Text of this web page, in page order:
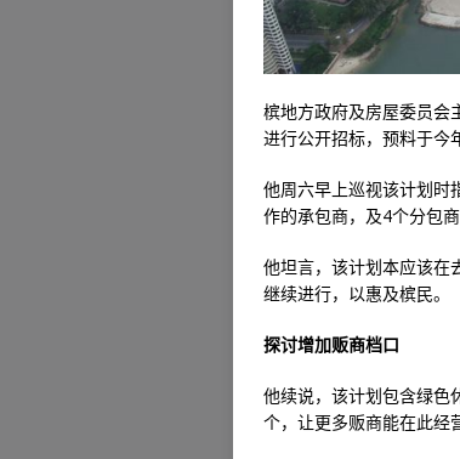
槟地方政府及房屋委员会
进行公开招标，预料于今
他周六早上巡视该计划时
作的承包商，及4个分包
他坦言，该计划本应该在
继续进行，以惠及槟民。
探讨增加贩商档口
他续说，该计划包含绿色
个，让更多贩商能在此经